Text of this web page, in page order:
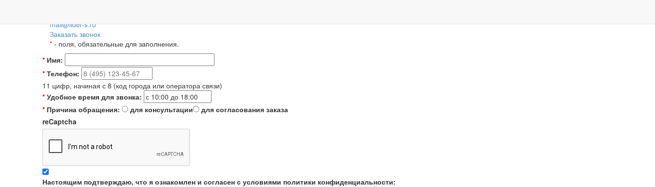
mail@lider-s.ru
Заказать звонок
* - поля, обязательные для заполнения.
* Имя:
* Телефон:
11 цифр, начиная с 8 (код города или оператора связи)
* Удобное время для звонка:
* Причина обращения: для консультации
для согласования заказа
reCaptcha
Настоящим подтверждаю, что я ознакомлен и согласен с условиями политики конфиденциальности: